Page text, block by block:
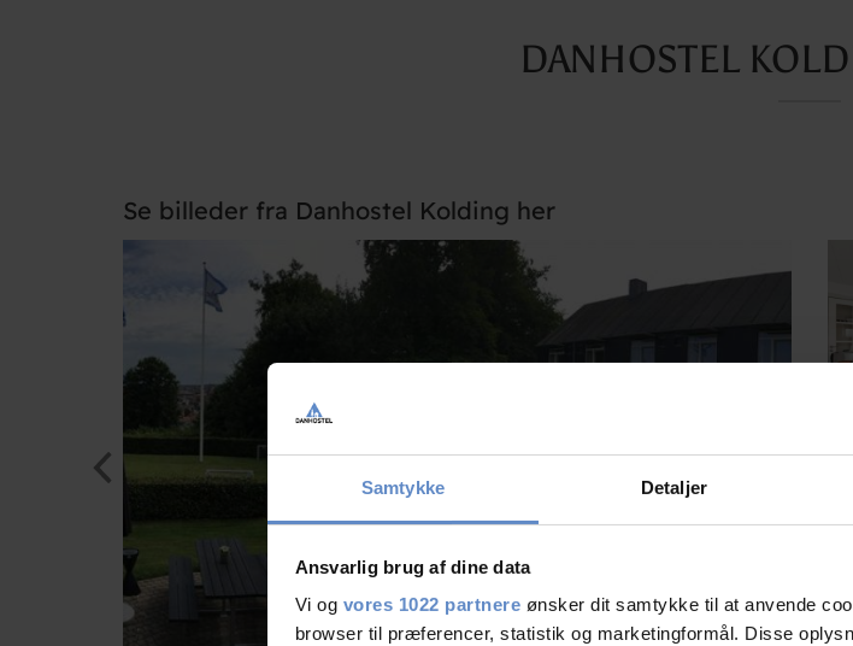
Samtykke Detaljer
Ansvarlig brug af dine data
Vi og vores 1022 partnere ønsker dit samtykke til at anvende
browser til præferencer, statistik og marketingformål. Disse
DANHOSTEL
Se billeder fra Danhostel Kolding her